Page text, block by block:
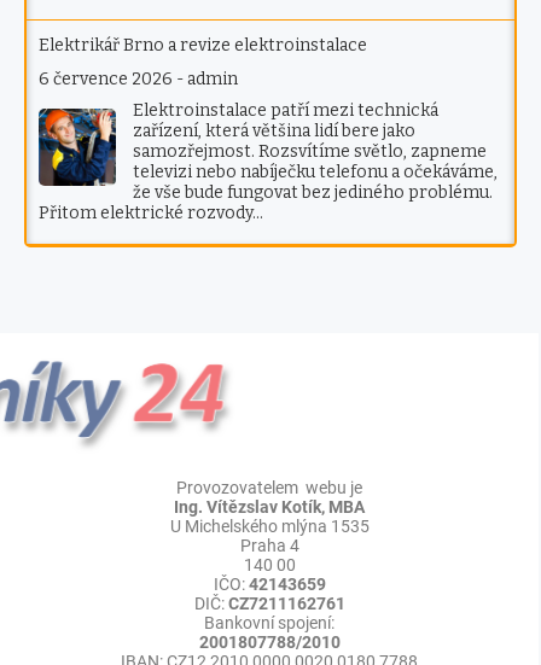
Elektrikář Brno a revize elektroinstalace
6 července 2026 - admin
Elektroinstalace patří mezi technická
zařízení, která většina lidí bere jako
samozřejmost. Rozsvítíme světlo, zapneme
televizi nebo nabíječku telefonu a očekáváme,
že vše bude fungovat bez jediného problému.
Přitom elektrické rozvody…
Provozovatelem webu je
Ing. Vítězslav Kotík, MBA
U Michelského mlýna 1535
Praha 4
140 00
IČO:42143659
DIČ:CZ7211162761
Bankovní spojení:
2001807788/2010